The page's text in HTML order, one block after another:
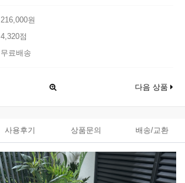
216,000원
4,320점
무료배송
다음 상품
사용후기 상품문의 배송/교환